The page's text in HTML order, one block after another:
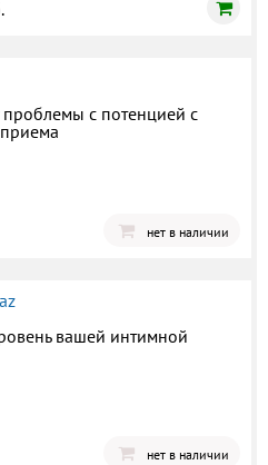
с потенцией с
нет в наличии
вашей интимной
нет в наличии